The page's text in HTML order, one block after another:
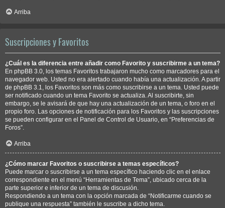
Arriba
Suscripciones y Favoritos
¿Cuál es la diferencia entre añadir como Favorito y suscribirme a un tema?
En phpBB 3.0, los temas Favoritos trabajaron mucho como marcadores para el
navegador web. Usted no era alertado cuando había una actualización. A partir
de phpBB 3.1, los Favoritos son más como suscribirse a un tema. Usted puede
ser notificado cuando un tema Favorito se actualiza. Al suscribirte, sin
embargo, se le avisará de que hay una actualización de un tema, o foro en el
propio foro. Las opciones de notificación para los Favoritos y las suscripciones
se pueden configurar en el Panel de Control de Usuario, en “Preferencias de
Foros”.
Arriba
¿Cómo marcar Favoritos o suscribirse a temas específicos?
Puede marcar o suscribirse a un tema específico haciendo clic en el enlace
correspondiente en el menú “Herramientas de Tema”, ubicado cerca de la
parte superior e inferior de un tema de discusión.
Respondiendo a un tema con la opción marcada de “Notificarme cuando se
publique una respuesta” también le suscribe a dicho tema.